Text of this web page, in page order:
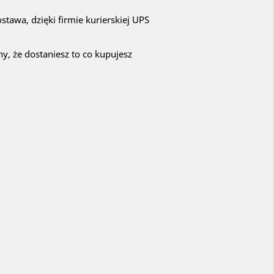
dzięki firmie kurierskiej UPS
że dostaniesz to co kupujesz